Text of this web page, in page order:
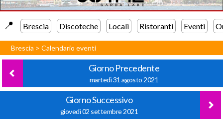
📍️ Brescia Discoteche Locali Ristoranti Eventi
Brescia >Calendario eventi
Giorno Precedente
martedì 31 agosto 2021
Giorno Successivo
giovedì 02 settembre 2021